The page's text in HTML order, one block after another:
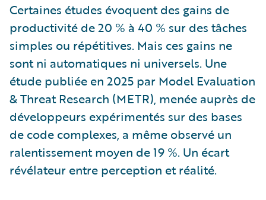
Certaines études évoquent des gains de
productivité de 20 % à 40 % sur des tâches
simples ou répétitives. Mais ces gains ne
sont ni automatiques ni universels. Une
étude publiée en 2025 par Model Evaluation
& Threat Research (METR), menée auprès de
développeurs expérimentés sur des bases
de code complexes, a même observé un
ralentissement moyen de 19 %. Un écart
révélateur entre perception et réalité.